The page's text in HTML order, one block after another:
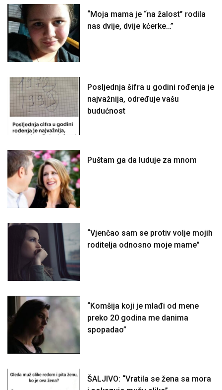
“Moja mama je “na žalost” rodila
nas dvije, dvije kćerke…”
Posljednja šifra u godini rođenja je
najvažnija, određuje vašu
budućnost
Puštam ga da luduje za mnom
“Vjenčao sam se protiv volje mojih
roditelja odnosno moje mame”
“Komšija koji je mlađi od mene
preko 20 godina me danima
spopadao”
ŠALJIVO: “Vratila se žena sa mora